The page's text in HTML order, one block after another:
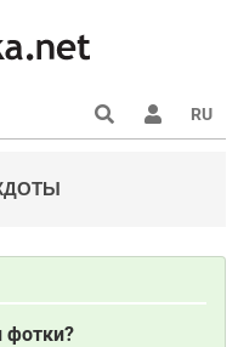
RU
фотки?